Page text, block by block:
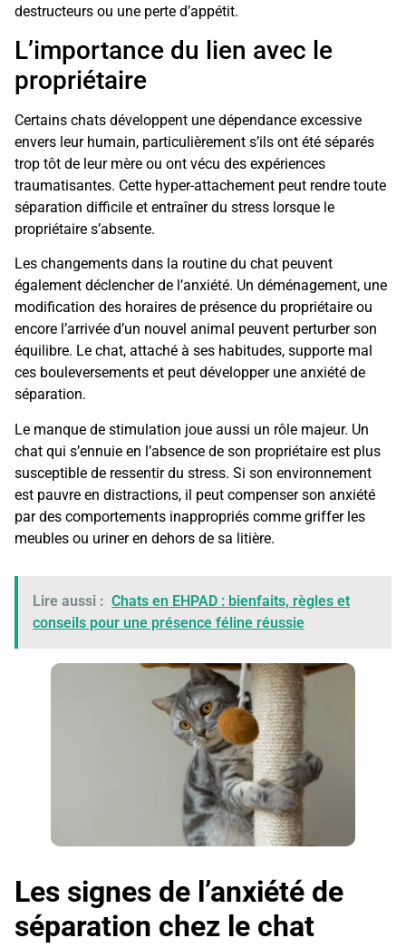
destructeurs ou une perte d’appétit.
L’importance du lien avec le
propriétaire
Certains chats développent une dépendance excessive
envers leur humain, particulièrement s’ils ont été séparés
trop tôt de leur mère ou ont vécu des expériences
traumatisantes. Cette hyper-attachement peut rendre toute
séparation difficile et entraîner du stress lorsque le
propriétaire s’absente.
Les changements dans la routine du chat peuvent
également déclencher de l’anxiété. Un déménagement, une
modification des horaires de présence du propriétaire ou
encore l’arrivée d’un nouvel animal peuvent perturber son
équilibre. Le chat, attaché à ses habitudes, supporte mal
ces bouleversements et peut développer une anxiété de
séparation.
Le manque de stimulation joue aussi un rôle majeur. Un
chat qui s’ennuie en l’absence de son propriétaire est plus
susceptible de ressentir du stress. Si son environnement
est pauvre en distractions, il peut compenser son anxiété
par des comportements inappropriés comme griffer les
meubles ou uriner en dehors de sa litière.
Lire aussi : Chats en EHPAD : bienfaits, règles et
conseils pour une présence féline réussie
Les signes de l’anxiété de
séparation chez le chat